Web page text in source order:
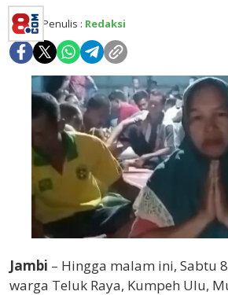
Penulis : Redaksi
Jambi – Hingga malam ini, Sabtu
warga Teluk Raya, Kumpeh Ulu,